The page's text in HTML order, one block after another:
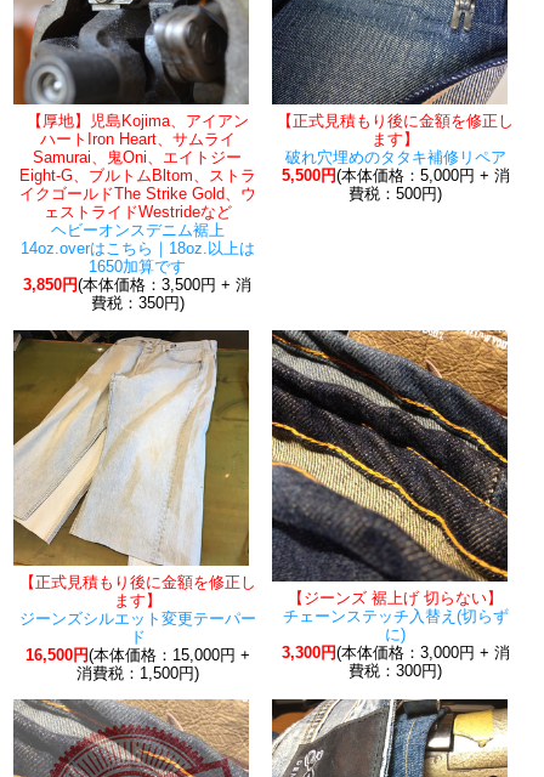
【厚地】児島Kojima、アイアン
ハートIron Heart、サムライ
Samurai、鬼Oni、エイトジー
Eight-G、ブルトムBltom、ストラ
イクゴールドThe Strike Gold、ウ
ェストライドWestrideなど
ヘビーオンスデニム裾上
14oz.overはこちら｜18oz.以上は
1650加算です
3,850円(本体価格：3,500円 + 消
費税：350円)
【正式見積もり後に金額を修正し
ます】
破れ穴埋めのタタキ補修リペア
5,500円(本体価格：5,000円 + 消
費税：500円)
【正式見積もり後に金額を修正し
ます】
ジーンズシルエット変更テーパー
ド
16,500円(本体価格：15,000円 +
消費税：1,500円)
【ジーンズ 裾上げ 切らない】
チェーンステッチ入替え(切らず
に)
3,300円(本体価格：3,000円 + 消
費税：300円)